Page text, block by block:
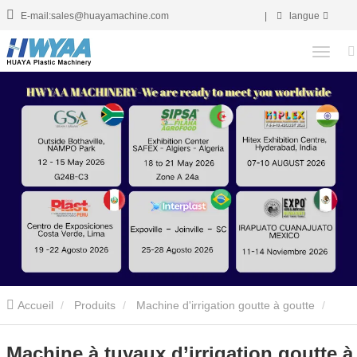
E-mail:sales@huayamachine.com langue
Accueil Produits Machine d'irrigation goutte à goutte
Machine incrustée de fabrication de tuyaux d’irrigation à goutte